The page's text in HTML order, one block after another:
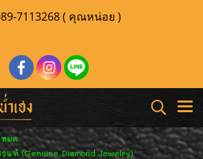
7113268 ( คุณหน่อย )
มด
แท้ (Genuine Diamond Jewelry)